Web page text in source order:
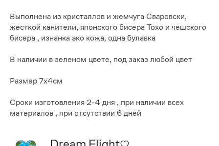
Выполнена из кристаллов и жемчуга Сваровски,
жесткой канители, японского бисера Тохо и чешского
бисера , изнанка эко кожа, одна булавка
В наличии в зеленом цвете, под заказ любой цвет
Размер 7х4см
Сроки изготовления 2-4 дня , при наличии всех
материалов , при отсутствии 6 дней